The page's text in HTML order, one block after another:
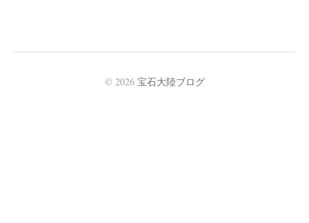
© 2026 宝石大陸ブログ